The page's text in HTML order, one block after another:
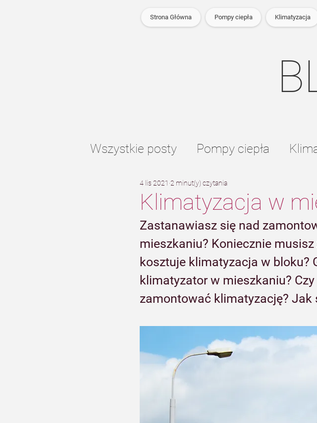
Strona Główna Pompy ciepła Klimatyzacja
Wszystkie posty Pompy ciepła
Ogrzewanie podłogowe
Klimatyzacja w
4 lis 2021 2 minut(y) czytania
Zastanawiasz się nad
mieszkaniu? Koniecznie
kosztuje klimatyzacja w bloku?
klimatyzator w mieszkaniu?
zamontować klimatyzację? Jak